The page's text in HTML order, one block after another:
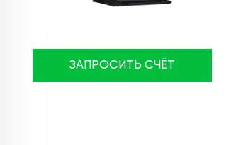
ЗАПРОСИТЬ СЧЁТ